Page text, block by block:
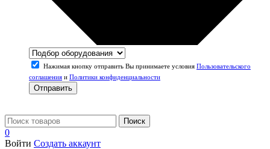
Нажимая кнопку отправить Вы принимаете условия Пользовательского
соглашения и Политики конфиденциальности
Отправить
Поиск
0
Войти Создать аккаунт